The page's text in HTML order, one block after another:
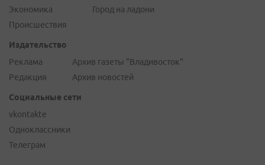
Экономика
Происшествия
Город на ладони
Издательство
Реклама
Редакция
Архив газеты "Владивосток"
Архив новостей
Социальные сети
vkontakte
Одноклассники
Телеграм